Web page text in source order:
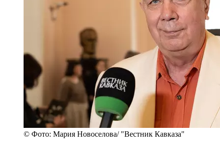
© Фото: Мария Новоселова/ "Вестник Кавказа"